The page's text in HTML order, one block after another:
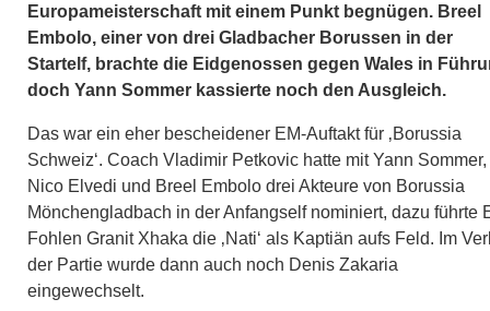
Europameisterschaft mit einem Punkt begnügen. Breel
Embolo, einer von drei Gladbacher Borussen in der
Startelf, brachte die Eidgenossen gegen Wales in
doch Yann Sommer kassierte noch den Ausgleich.
Das war ein eher bescheidener EM-Auftakt für ‚Borussia
Schweiz‘. Coach Vladimir Petkovic hatte mit Yann Sommer,
Nico Elvedi und Breel Embolo drei Akteure von Borussia
Mönchengladbach in der Anfangself nominiert, dazu führte
Fohlen Granit Xhaka die ‚Nati‘ als Kaptiän aufs Feld. Im
der Partie wurde dann auch noch Denis Zakaria
eingewechselt.